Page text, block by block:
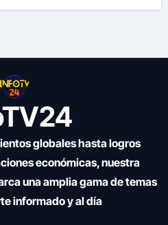
globales hasta logros
económicas, nuestra
una amplia gama de temas
informado y al día